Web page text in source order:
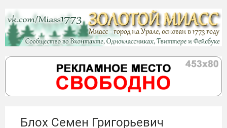
Блох Семен Григорьевич